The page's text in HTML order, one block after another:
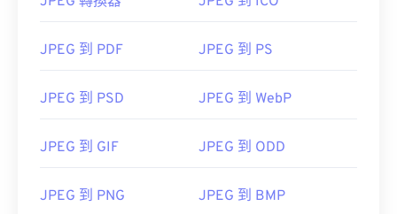
JPEG 到 PDF JPEG 到 PS
JPEG 到 PSD JPEG 到 WebP
JPEG 到 GIF JPEG 到 ODD
JPEG 到 PNG JPEG 到 BMP